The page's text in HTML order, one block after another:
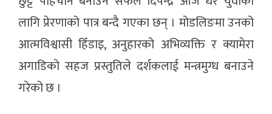
लागि प्रेरणाको पात्र बन्दै गएका छन् । मोडलिङमा उनको
आत्मविश्वासी हिँडाइ, अनुहारको अभिव्यक्ति र क्यामेरा
अगाडिको सहज प्रस्तुतिले दर्शकलाई मन्त्रमुग्ध बनाउने
गरेको छ ।